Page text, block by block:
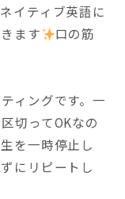
イティブ英語に
ます
口の筋
ィングです。一
切ってOKなの
を一時停止し
にリピートし